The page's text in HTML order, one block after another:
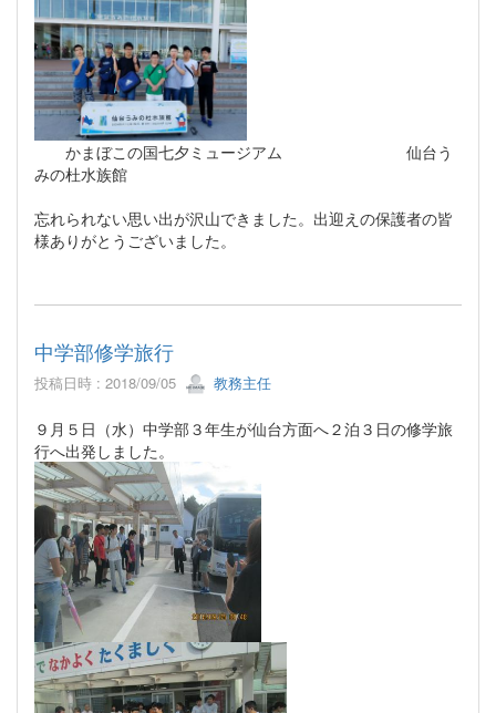
かまぼこの国七夕ミュージアム 仙台う
みの杜水族館
忘れられない思い出が沢山できました。出迎えの保護者の皆
様ありがとうございました。
中学部修学旅行
投稿日時 : 2018/09/05 教務主任
９月５日（水）中学部３年生が仙台方面へ２泊３日の修学旅
行へ出発しました。